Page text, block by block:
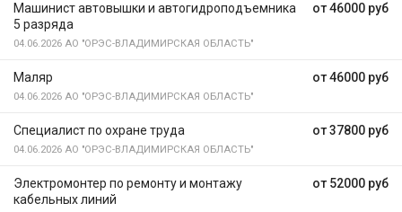
от 46000 руб
Машинист автовышки и автогидроподъемника
5 разряда
04.06.2026 АО "ОРЭС-ВЛАДИМИРСКАЯ ОБЛАСТЬ"
от 46000 руб
Маляр
04.06.2026 АО "ОРЭС-ВЛАДИМИРСКАЯ ОБЛАСТЬ"
от 37800 руб
Специалист по охране труда
04.06.2026 АО "ОРЭС-ВЛАДИМИРСКАЯ ОБЛАСТЬ"
от 52000 руб
Электромонтер по ремонту и монтажу
кабельных линий